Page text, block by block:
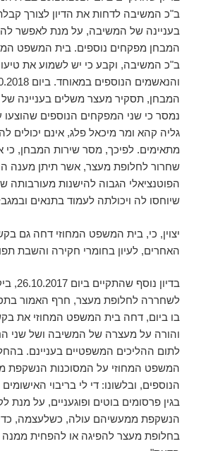
ב"כ המשיבה לדחות את הדיון לצורך
בעניינה של המשיבה, על מנת לאפשר לה
המבחן מפקחים נוספים. בית המשפט
ב"כ המשיבה, וקבע כי יש לשמוע את
המבחן, תסקיר מעצר משלים בעניינה
נמסר כי שני המפקחים הנוספים
גליה קהא ומר מיכאל פלג, אינם יכולים
מתאימים. לפיכך, מסר שירות המבחן, כי
שחרור לחלופת מעצר, אשר תיתן מענה
הפוטנציאלי הגבוה להישנות מעורבותה
שיוחסו לה ויכולתה לעמוד בתנאים
יצוין, כי, בית המשפט המחוזי דחה גם
האחרים, לעיון בחומרי חקירה והשבת
בדיון
לשחררה לחלופת מעצר, חרף האמור
בו ביום, דחה בית המשפט המחוזי את
והורה על מעצרה של המשיבה ושל שני
לתום ההליכים המשפטיים בעניינם.
המשפט המחוזי על המסוכנות הנשקפת
הנוספים, ובלשונו: די לי בריבוי
בגין פרסומים בוטים ופוגעניים, על מנת
הנשקפת ממעשיהם עולה, כשלעצמה, כדי
בחלופת מעצר להפיגה או להפחית